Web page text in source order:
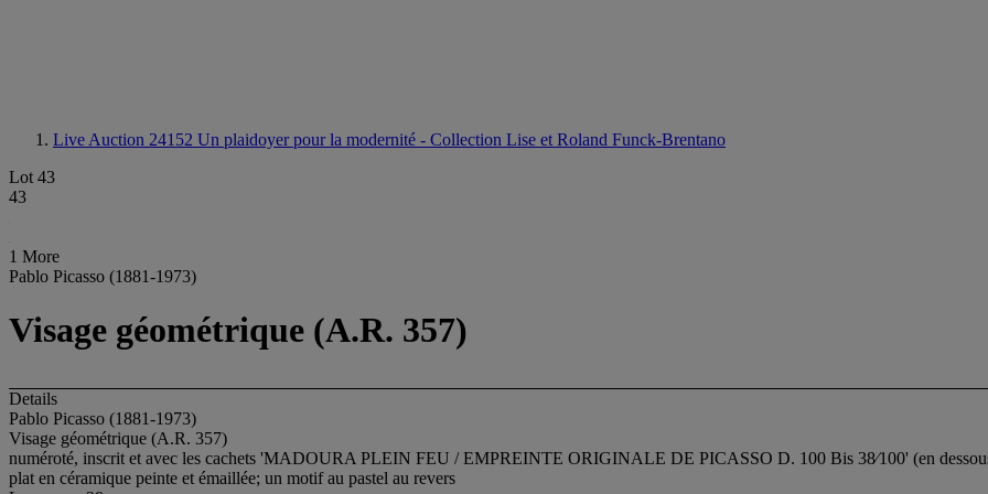
Live Auction 24152 Un plaidoyer pour la modernité - Collection Lise et Roland Funck-Brentano
Lot 43
43
1 More
Pablo Picasso (1881-1973)
Visage géométrique (A.R. 357)
Details
Pablo Picasso (1881-1973)
Visage géométrique (A.R. 357)
numéroté, inscrit et avec les cachets 'MADOURA PLEIN FEU / EMPREINTE ORIGINALE DE PICASSO D. 100 Bis 38⁄100' (en
plat en céramique peinte et émaillée; un motif au pastel au revers